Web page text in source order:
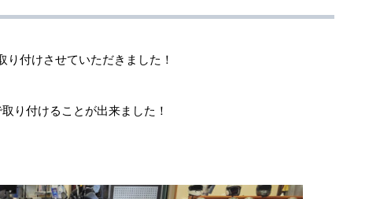
り付けさせていただきました！
り付けることが出来ました！